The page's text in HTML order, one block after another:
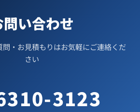
問い合わせ
・お見積もりはお気軽にご連絡くだ
さい
3123